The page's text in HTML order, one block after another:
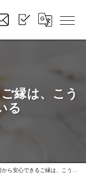
縁は、こう
る
安心できるご縁は、こうして育っている